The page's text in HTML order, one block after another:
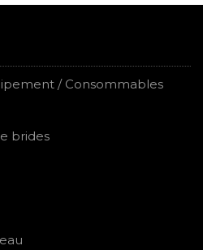
/ Consommables
brides